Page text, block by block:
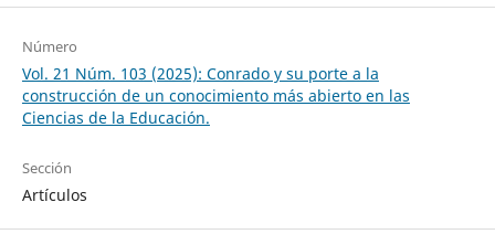
Número
Vol. 21 Núm. 103 (2025): Conrado y su porte a la
construcción de un conocimiento más abierto en las
Ciencias de la Educación.
Sección
Artículos